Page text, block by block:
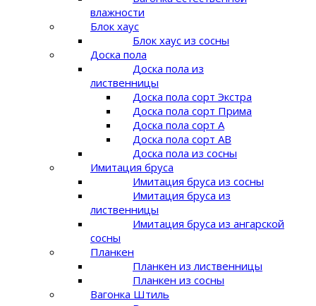
влажности
Блок хаус
Блок хаус из сосны
Доска пола
Доска пола из
лиственницы
Доска пола сорт Экстра
Доска пола сорт Прима
Доска пола сорт A
Доска пола сорт AB
Доска пола из сосны
Имитация бруса
Имитация бруса из сосны
Имитация бруса из
лиственницы
Имитация бруса из ангарской
сосны
Планкен
Планкен из лиственницы
Планкен из сосны
Вагонка Штиль